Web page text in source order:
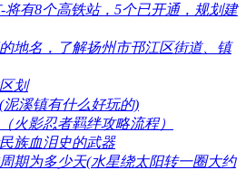
将有8个高铁站，5个已开通，规划建
地名，了解扬州市邗江区街道、镇
划
溪镇有什么好玩的)
火影忍者羁绊攻略流程）
族血泪史的武器
期为多少天(水星绕太阳转一圈大约